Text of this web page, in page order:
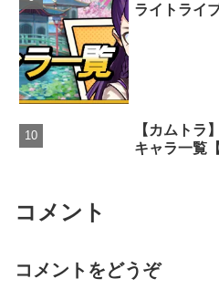
ライトライブ
【カムトラ
キャラ一覧
コメント
コメントをどうぞ